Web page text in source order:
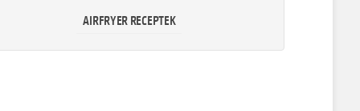
AIRFRYER RECEPTEK